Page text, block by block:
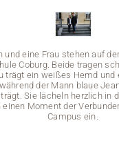
und eine Frau stehen auf
Coburg. Beide tragen
trägt ein weißes Hemd und
der Mann blaue
Sie lächeln herzlich in
einen Moment der
Campus ein.